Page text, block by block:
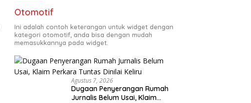
Otomotif
Ini adalah contoh keterangan untuk widget dengan
kategori otomotif, anda bisa dengan mudah
memasukkannya pada widget.
Agustus 7, 2026
Dugaan Penyerangan Rumah
Jurnalis Belum Usai, Klaim